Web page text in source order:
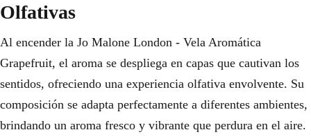
Olfativas
Al encender la Jo Malone London - Vela Aromática
Grapefruit, el aroma se despliega en capas que cautivan los
sentidos, ofreciendo una experiencia olfativa envolvente. Su
composición se adapta perfectamente a diferentes ambientes,
brindando un aroma fresco y vibrante que perdura en el aire.